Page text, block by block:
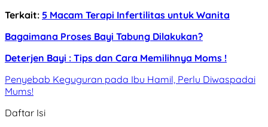
Terkait: 5 Macam Terapi Infertilitas untuk Wanita
Bagaimana Proses Bayi Tabung Dilakukan?
Deterjen Bayi : Tips dan Cara Memilihnya Moms !
Penyebab Keguguran pada Ibu Hamil, Perlu Diwaspadai
Mums!
Daftar Isi